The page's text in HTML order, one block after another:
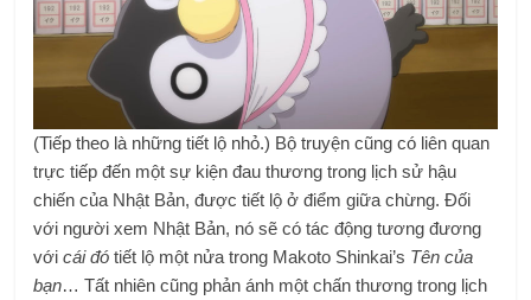
(Tiếp theo là những tiết lộ nhỏ.) Bộ truyện cũng có liên quan
trực tiếp đến một sự kiện đau thương trong lịch sử hậu
chiến của Nhật Bản, được tiết lộ ở điểm giữa chừng. Đối
với người xem Nhật Bản, nó sẽ có tác động tương đương
vớicái đó tiết lộ một nửa trong Makoto Shinkai’s Tên của
bạn… Tất nhiên cũng phản ánh một chấn thương trong lịch